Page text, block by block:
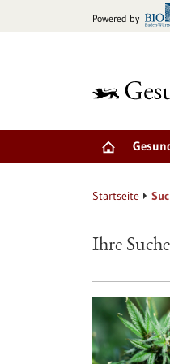
Powered by
Startseite
Ihre